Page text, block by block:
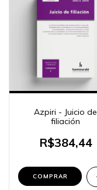
Azpiri - Juicio de
filiación
R$384,44
COMPRAR